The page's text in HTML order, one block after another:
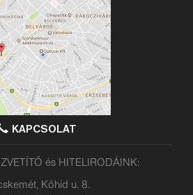
KAPCSOLAT
és HITELIRODÁINK:
Kőhíd u. 8.